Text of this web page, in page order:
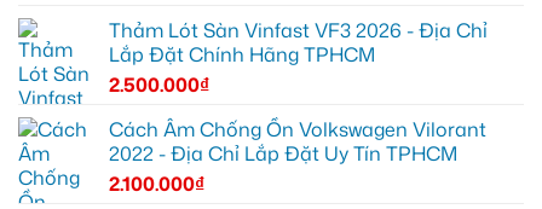
Thảm Lót Sàn Vinfast VF3 2026 - Địa Chỉ
Lắp Đặt Chính Hãng TPHCM
2.500.000₫
Cách Âm Chống Ồn Volkswagen Vilorant
2022 - Địa Chỉ Lắp Đặt Uy Tín TPHCM
2.100.000₫